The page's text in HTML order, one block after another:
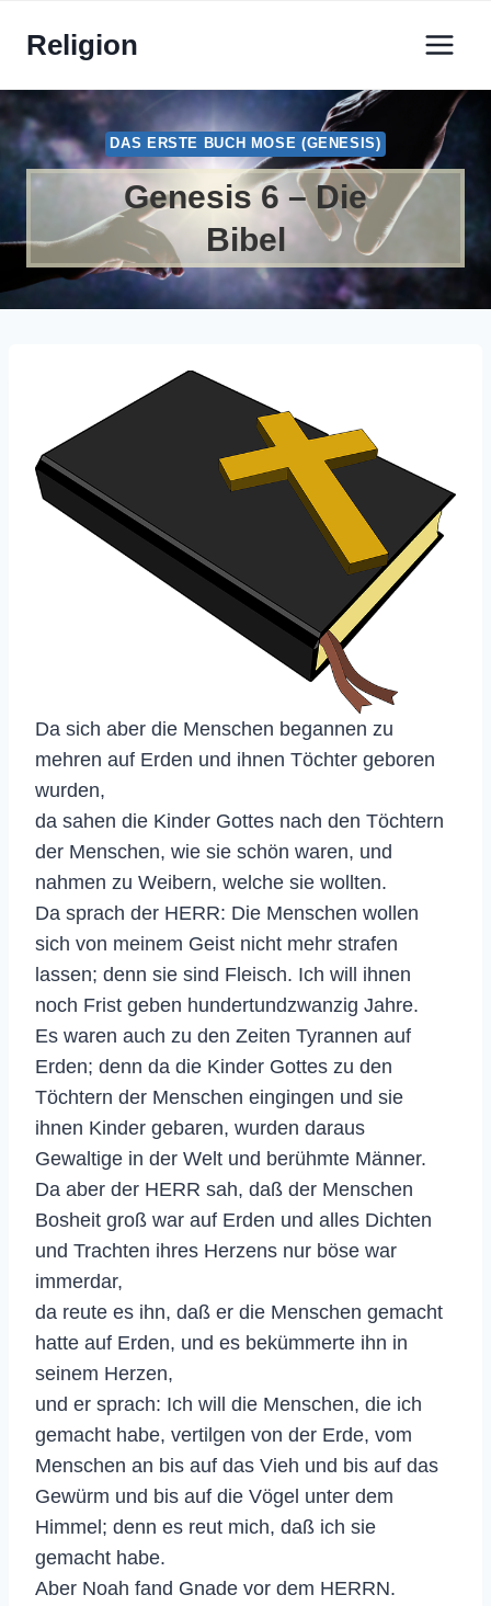
InhaltReligion
DAS ERSTE BUCH MOSE (GENESIS)
Genesis 6 – Die
Bibel
Da sich aber die Menschen begannen zu
mehren auf Erden und ihnen Töchter geboren
wurden,
da sahen die Kinder Gottes nach den Töchtern
der Menschen, wie sie schön waren, und
nahmen zu Weibern, welche sie wollten.
Da sprach der HERR: Die Menschen wollen
sich von meinem Geist nicht mehr strafen
lassen; denn sie sind Fleisch. Ich will ihnen
noch Frist geben hundertundzwanzig Jahre.
Es waren auch zu den Zeiten Tyrannen auf
Erden; denn da die Kinder Gottes zu den
Töchtern der Menschen eingingen und sie
ihnen Kinder gebaren, wurden daraus
Gewaltige in der Welt und berühmte Männer.
Da aber der HERR sah, daß der Menschen
Bosheit groß war auf Erden und alles Dichten
und Trachten ihres Herzens nur böse war
immerdar,
da reute es ihn, daß er die Menschen gemacht
hatte auf Erden, und es bekümmerte ihn in
seinem Herzen,
und er sprach: Ich will die Menschen, die ich
gemacht habe, vertilgen von der Erde, vom
Menschen an bis auf das Vieh und bis auf das
Gewürm und bis auf die Vögel unter dem
Himmel; denn es reut mich, daß ich sie
gemacht habe.
Aber Noah fand Gnade vor dem HERRN.